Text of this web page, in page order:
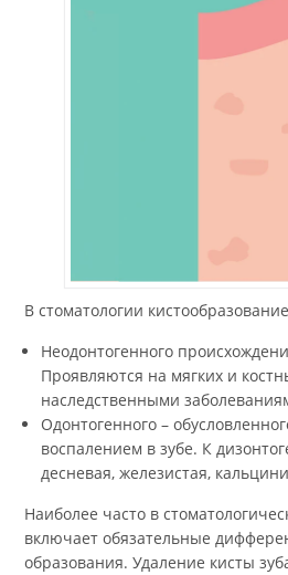
В стоматологии
Неодонтогенного
Проявляются на мягких и
наследственными
Одонтогенного –
воспалением в зубе. К
десневая, железистая,
Наиболее часто в
включает обязательные
образования. Удаление кисты